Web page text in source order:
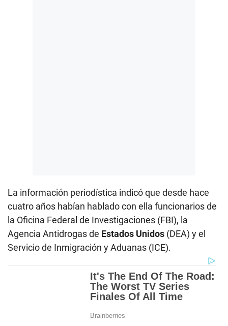
La información periodística indicó que desde hace
cuatro años habían hablado con ella funcionarios de
la Oficina Federal de Investigaciones (FBI), la
Agencia Antidrogas de Estados Unidos (DEA) y el
Servicio de Inmigración y Aduanas (ICE).